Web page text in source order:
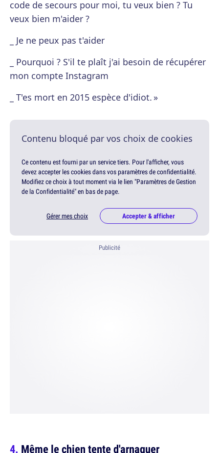
code de secours pour moi, tu veux bien ? Tu
veux bien m'aider ?
_ Je ne peux pas t'aider
_ Pourquoi ? S'il te plaît j'ai besoin de récupérer
mon compte Instagram
_ T'es mort en 2015 espèce d'idiot. »
Contenu bloqué par vos choix de cookies
Ce contenu est fourni par un service tiers. Pour l'afficher, vous
devez accepter les cookies dans vos paramètres de confidentialité.
Modifiez ce choix à tout moment via le lien "Paramètres de Gestion
de la Confidentialité" en bas de page.
Gérer mes choix Accepter & afficher
Publicité
Même le chien tente d'arnaquer